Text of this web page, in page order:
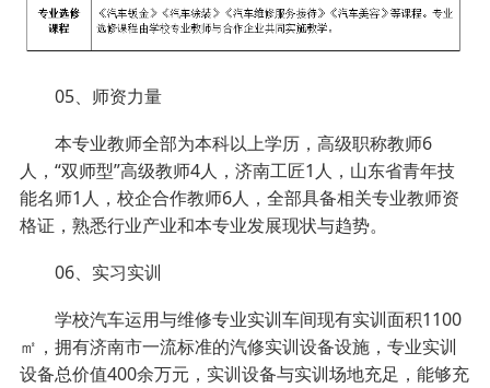
05、师资力量
本专业教师全部为本科以上学历，高级职称教师6
人，“双师型”高级教师4人，济南工匠1人，山东省青年技
能名师1人，校企合作教师6人，全部具备相关专业教师资
格证，熟悉行业产业和本专业发展现状与趋势。
06、实习实训
学校汽车运用与维修专业实训车间现有实训面积1100
㎡，拥有济南市一流标准的汽修实训设备设施，专业实训
设备总价值400余万元，实训设备与实训场地充足，能够充